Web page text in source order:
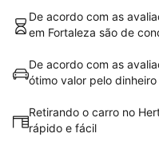
De acordo com as
em Fortaleza são de
De acordo com as
ótimo valor pelo dinheiro
Retirando o carro no
rápido e fácil